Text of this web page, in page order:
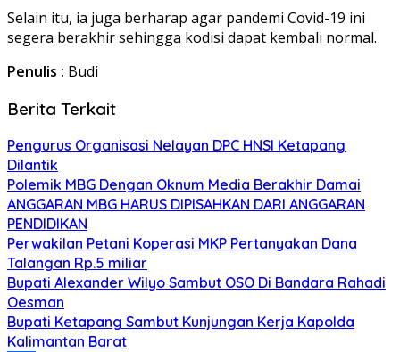
Selain itu, ia juga berharap agar pandemi Covid-19 ini
segera berakhir sehingga kodisi dapat kembali normal.
Penulis : Budi
Berita Terkait
Pengurus Organisasi Nelayan DPC HNSI Ketapang
Dilantik
Polemik MBG Dengan Oknum Media Berakhir Damai
ANGGARAN MBG HARUS DIPISAHKAN DARI ANGGARAN
PENDIDIKAN
Perwakilan Petani Koperasi MKP Pertanyakan Dana
Talangan Rp.5 miliar
Bupati Alexander Wilyo Sambut OSO Di Bandara Rahadi
Oesman
Bupati Ketapang Sambut Kunjungan Kerja Kapolda
Kalimantan Barat